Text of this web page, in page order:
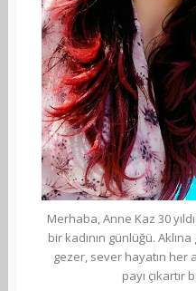
Merhaba, Anne Kaz 30
bir kadının günlüğü.
gezer, sever hayatın her
payı çıkartır